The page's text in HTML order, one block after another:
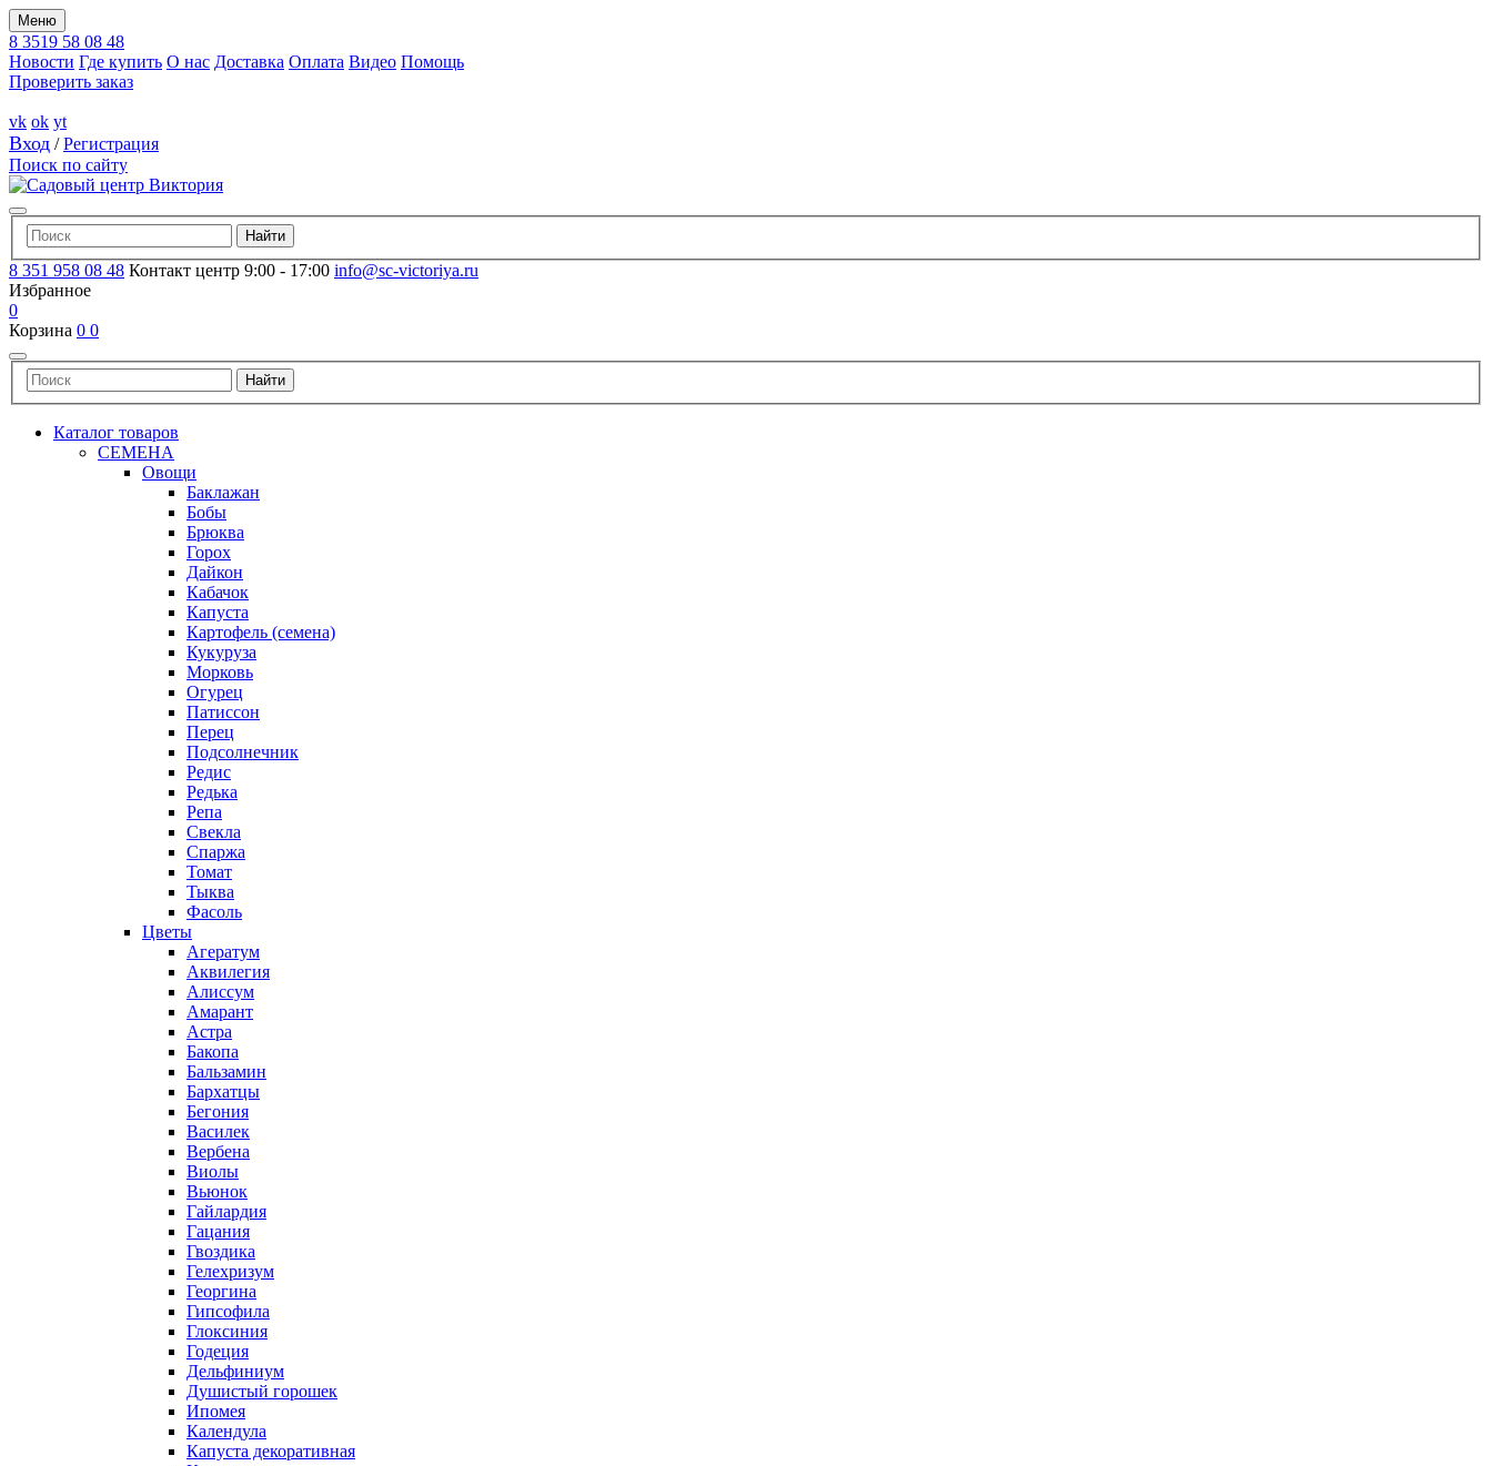
Меню
8 3519 58 08 48
Новости Где купить О нас Доставка Оплата Видео Помощь
Проверить заказ
vk ok yt
Вход /Регистрация
Поиск по сайту
8 351 958 08 48 Контакт центр 9:00 - 17:00 info@sc-victoriya.ru
Избранное
0
Корзина 0 0
Каталог товаров
СЕМЕНА
Овощи
Баклажан
Бобы
Брюква
Горох
Дайкон
Кабачок
Капуста
Картофель (семена)
Кукуруза
Морковь
Огурец
Патиссон
Перец
Подсолнечник
Редис
Редька
Репа
Свекла
Спаржа
Томат
Тыква
Фасоль
Цветы
Агератум
Аквилегия
Алиссум
Амарант
Астра
Бакопа
Бальзамин
Бархатцы
Бегония
Василек
Вербена
Виолы
Вьюнок
Гайлардия
Гацания
Гвоздика
Гелехризум
Георгина
Гипсофила
Глоксиния
Годеция
Дельфиниум
Душистый горошек
Ипомея
Календула
Капуста декоративная